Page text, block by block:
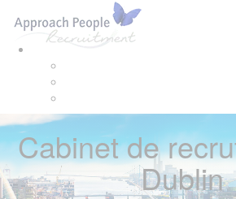
links
navigation
Cabinet de
Dublin